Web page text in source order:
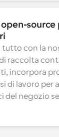
con la
raccolta
incorpora
di lavoro per
del negozio